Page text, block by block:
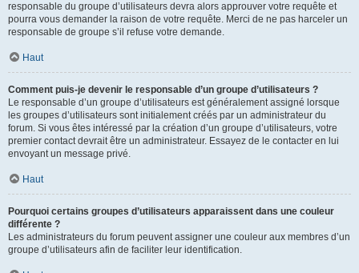
responsable du groupe d’utilisateurs devra alors approuver votre requête et
pourra vous demander la raison de votre requête. Merci de ne pas harceler un
responsable de groupe s’il refuse votre demande.
Haut
Comment puis-je devenir le responsable d’un groupe d’utilisateurs ?
Le responsable d’un groupe d’utilisateurs est généralement assigné lorsque
les groupes d’utilisateurs sont initialement créés par un administrateur du
forum. Si vous êtes intéressé par la création d’un groupe d’utilisateurs, votre
premier contact devrait être un administrateur. Essayez de le contacter en lui
envoyant un message privé.
Haut
Pourquoi certains groupes d’utilisateurs apparaissent dans une couleur
différente ?
Les administrateurs du forum peuvent assigner une couleur aux membres d’un
groupe d’utilisateurs afin de faciliter leur identification.